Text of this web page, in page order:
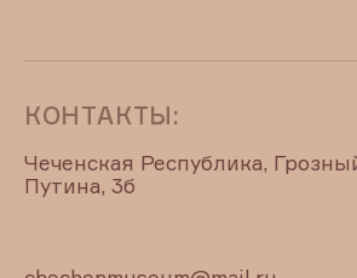
КОНТАКТЫ:
Чеченская Республика,
Путина, 3б